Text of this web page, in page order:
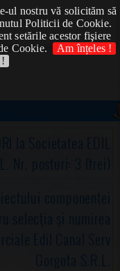
ul nostru vă solicităm să
Politicii de Cookie.
setările acestor fişiere
Cookie.
Am înțeles !
la Societatea EDIL
Nr. posturi: 3 (trei)
componentei
selecţia şi numirea
Edil Canal Serv
Gorgota S.R.L.